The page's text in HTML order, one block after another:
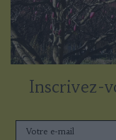
Inscrivez-